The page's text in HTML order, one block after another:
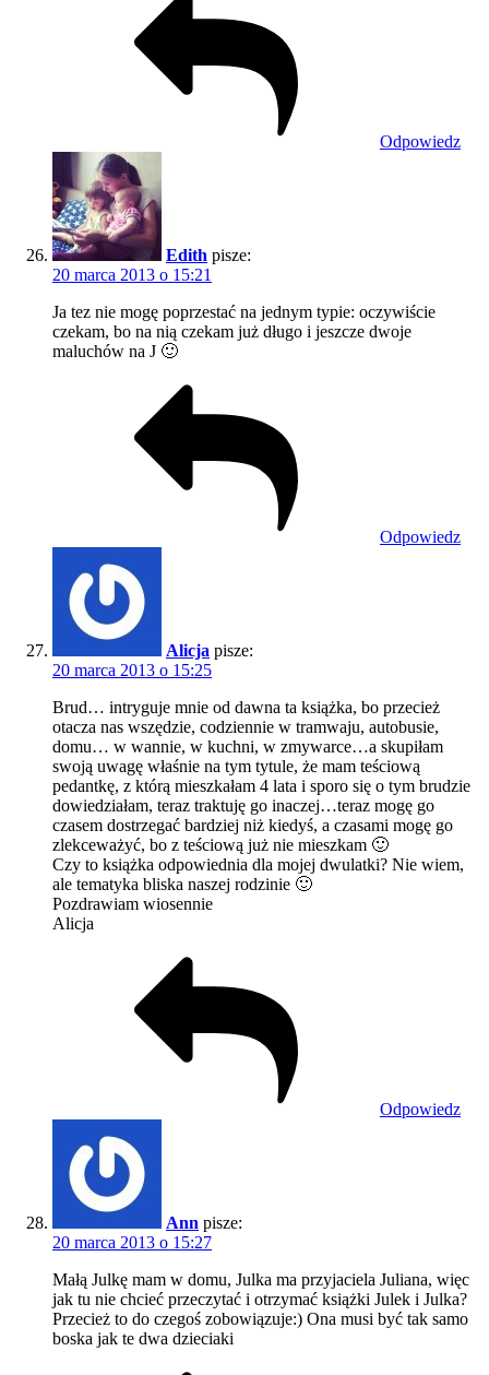
Odpowiedz
Edith pisze:
20 marca 2013 o 15:21
Ja tez nie mogę poprzestać na jednym typie: oczywiście
czekam, bo na nią czekam już długo i jeszcze dwoje
maluchów na J 🙂
Odpowiedz
Alicja pisze:
20 marca 2013 o 15:25
Brud… intryguje mnie od dawna ta książka, bo przecież
otacza nas wszędzie, codziennie w tramwaju, autobusie,
domu… w wannie, w kuchni, w zmywarce…a skupiłam
swoją uwagę właśnie na tym tytule, że mam teściową
pedantkę, z którą mieszkałam 4 lata i sporo się o tym brudzie
dowiedziałam, teraz traktuję go inaczej…teraz mogę go
czasem dostrzegać bardziej niż kiedyś, a czasami mogę go
zlekceważyć, bo z teściową już nie mieszkam 🙂
Czy to książka odpowiednia dla mojej dwulatki? Nie wiem,
ale tematyka bliska naszej rodzinie 🙂
Pozdrawiam wiosennie
Alicja
Odpowiedz
Ann pisze:
20 marca 2013 o 15:27
Małą Julkę mam w domu, Julka ma przyjaciela Juliana, więc
jak tu nie chcieć przeczytać i otrzymać książki Julek i Julka?
Przecież to do czegoś zobowiązuje:) Ona musi być tak samo
boska jak te dwa dzieciaki